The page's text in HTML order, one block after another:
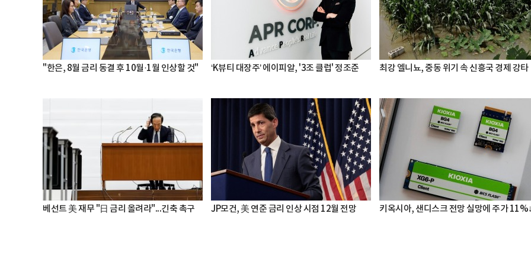
"한은, 8월 금리 동결 후 10월·1월 인상할 것" ‘K뷰티 대장주’ 에이피알, '3조 클럽' 정조준 최강 엘니뇨, 중동 위기 속 신흥국 경제 강타
베선트 美 재무 "日 금리 올려라"...긴축 촉구 JP모건, 美 연준 금리 인상 시점 12월 전망 키옥시아, 샌디스크 전망 실망에 주가